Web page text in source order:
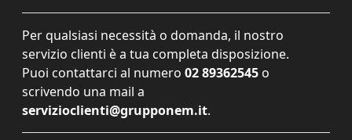
Per qualsiasi necessità o domanda, il nostro
servizio clienti è a tua completa disposizione.
Puoi contattarci al numero 02 89362545 o
scrivendo una mail a
servizioclienti@grupponem.it.